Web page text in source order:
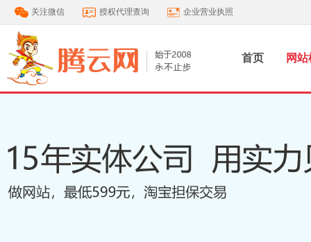
关注微信 授权代理查询 企业营业执照
首页 网